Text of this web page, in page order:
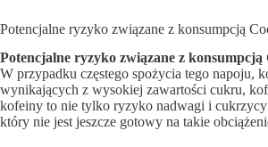
Potencjalne ryzyko związane z konsumpcją
Potencjalne ryzyko związane z konsumpcją
W przypadku częstego spożycia tego napoju,
wynikających z wysokiej zawartości cukru,
kofeiny to nie tylko ryzyko nadwagi i cukrzycy
który nie jest jeszcze gotowy na takie